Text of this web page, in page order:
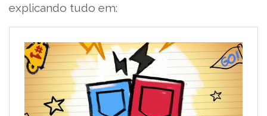
explicando tudo em: